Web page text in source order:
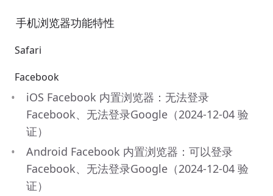
手机浏览器功能特性
Safari
Facebook
iOS Facebook 内置浏览器：无法登录
Facebook、无法登录Google（2024-12-04 验
证）
Android Facebook 内置浏览器：可以登录
Facebook、无法登录Google（2024-12-04 验
证）